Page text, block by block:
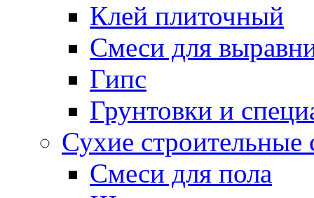
Клей плиточный
Смеси для
Гипс
Грунтовки и
Сухие
Смеси для пола